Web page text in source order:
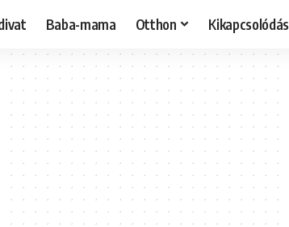
Baba-mama Otthon Kikapcsolódás